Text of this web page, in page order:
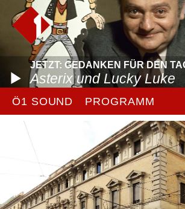
JETZT: GEDANKEN FÜR DEN
Asterix und Lucky Luke
Ö1 SOUND PROGRAMM